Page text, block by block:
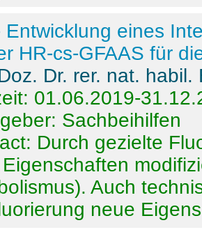
Entwicklung eines
HR-cs-GFAAS für
Dr. rer. nat.
01.06.2019-
Sachbeihilfen
Durch gezielte
Auch
neue